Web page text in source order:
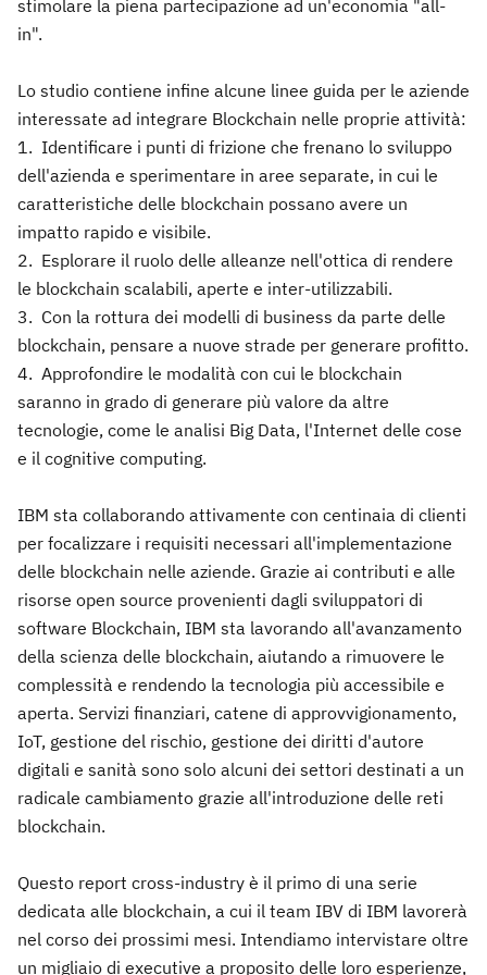
stimolare la piena partecipazione ad un'economia "all-
in".
Lo studio contiene infine alcune linee guida per le aziende
interessate ad integrare Blockchain nelle proprie attività:
1. Identificare i punti di frizione che frenano lo sviluppo
dell'azienda e sperimentare in aree separate, in cui le
caratteristiche delle blockchain possano avere un
impatto rapido e visibile.
2. Esplorare il ruolo delle alleanze nell'ottica di rendere
le blockchain scalabili, aperte e inter-utilizzabili.
3. Con la rottura dei modelli di business da parte delle
blockchain, pensare a nuove strade per generare profitto.
4. Approfondire le modalità con cui le blockchain
saranno in grado di generare più valore da altre
tecnologie, come le analisi Big Data, l'Internet delle cose
e il cognitive computing.
IBM sta collaborando attivamente con centinaia di clienti
per focalizzare i requisiti necessari all'implementazione
delle blockchain nelle aziende. Grazie ai contributi e alle
risorse open source provenienti dagli sviluppatori di
software Blockchain, IBM sta lavorando all'avanzamento
della scienza delle blockchain, aiutando a rimuovere le
complessità e rendendo la tecnologia più accessibile e
aperta. Servizi finanziari, catene di approvvigionamento,
IoT, gestione del rischio, gestione dei diritti d'autore
digitali e sanità sono solo alcuni dei settori destinati a un
radicale cambiamento grazie all'introduzione delle reti
blockchain.
Questo report cross-industry è il primo di una serie
dedicata alle blockchain, a cui il team IBV di IBM lavorerà
nel corso dei prossimi mesi. Intendiamo intervistare oltre
un migliaio di executive a proposito delle loro esperienze,